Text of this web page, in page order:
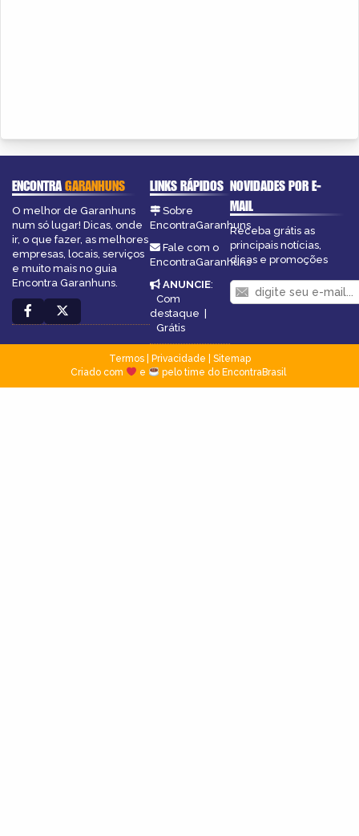
ENCONTRAGARANHUNS
O melhor de Garanhuns
num só lugar! Dicas, onde
ir, o que fazer, as melhores
empresas, locais, serviços
e muito mais no guia
Encontra Garanhuns.
LINKS RÁPIDOS
Sobre
EncontraGaranhuns
Fale com o
EncontraGaranhuns
ANUNCIE:
Com
destaque |
Grátis
NOVIDADES POR E-
MAIL
Receba grátis as
principais notícias,
dicas e promoções
Termos| Privacidade
Sitemap
Criado com
e pelo time do EncontraBrasil